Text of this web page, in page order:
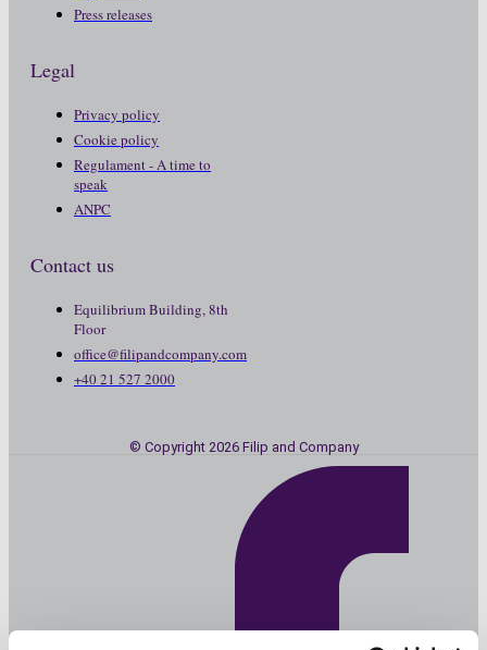
Press releases
Legal
Privacy policy
Cookie policy
Regulament - A time to
speak
ANPC
Contact us
Equilibrium Building, 8th
Floor
office@filipandcompany.com
+40 21 527 2000
© Copyright 2026 Filip and Company